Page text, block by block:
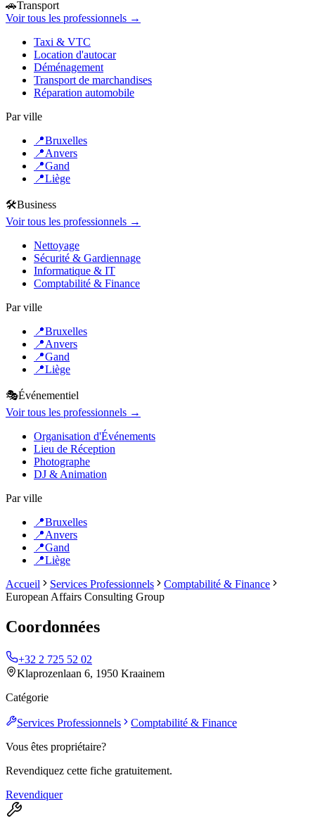
🚗Transport
Voir tous les professionnels →
Taxi & VTC
Location d'autocar
Déménagement
Transport de marchandises
Réparation automobile
Par ville
📍Bruxelles
📍Anvers
📍Gand
📍Liège
🛠️Business
Voir tous les professionnels →
Nettoyage
Sécurité & Gardiennage
Informatique & IT
Comptabilité & Finance
Par ville
📍Bruxelles
📍Anvers
📍Gand
📍Liège
🎭Événementiel
Voir tous les professionnels →
Organisation d'Événements
Lieu de Réception
Photographe
DJ & Animation
Par ville
📍Bruxelles
📍Anvers
📍Gand
📍Liège
Accueil
Services Professionnels
Comptabilité & Finance
European Affairs Consulting Group
Coordonnées
+32 2 725 52 02
Klaprozenlaan 6, 1950 Kraainem
Catégorie
Services Professionnels
Comptabilité & Finance
Vous êtes propriétaire?
Revendiquez cette fiche gratuitement.
Revendiquer